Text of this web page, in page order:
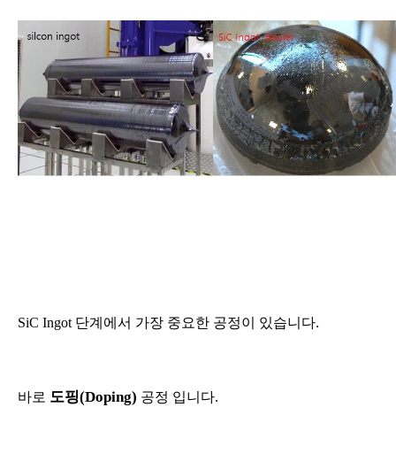
SiC Ingot 단계에서 가장 중요한 공정이 있습니다.
바로 도핑(Doping) 공정 입니다.